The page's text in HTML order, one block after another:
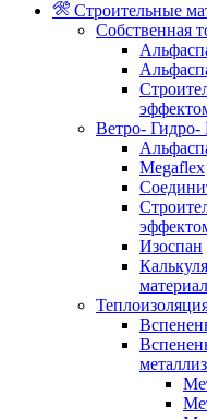
Строительные
Собственная
Ветро- Гидро-
Megaflex
Изоспан